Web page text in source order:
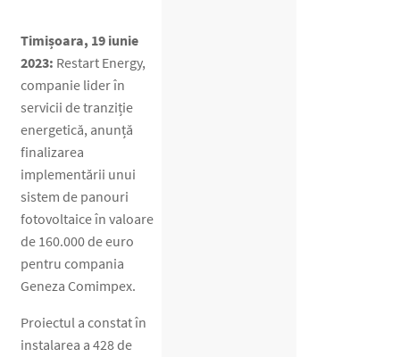
Timișoara, 19 iunie
2023: Restart Energy,
companie lider în
servicii de tranziție
energetică, anunță
finalizarea
implementării unui
sistem de panouri
fotovoltaice în valoare
de 160.000 de euro
pentru compania
Geneza Comimpex.
Proiectul a constat în
instalarea a 428 de